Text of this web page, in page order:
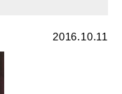
2016.10.11